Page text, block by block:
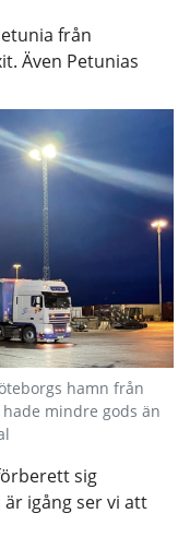
från
Även Petunias
hamn från
mindre gods än
sig
igång ser vi att